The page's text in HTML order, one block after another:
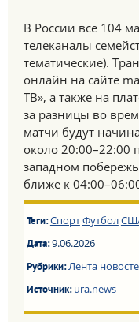
В России все 104
телеканалы
тематические).
онлайн на сайте
ТВ», а также на
за разницы во
матчи будут
около 20:00–22:00
западном
ближе к
Теги:СпортФутбол
Дата:9.06.2026
Рубрики:Лента
Источник:ura.news